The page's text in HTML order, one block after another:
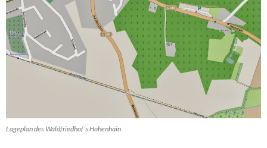
Lageplan des Waldfriedhof´s Hohenhain